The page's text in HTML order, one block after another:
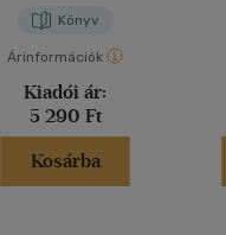
Könyv
Árinformációk
Kiadói ár:
5 290 Ft
Kosárba